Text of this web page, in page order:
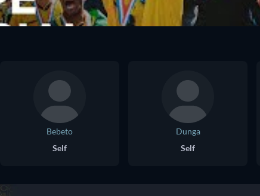
Bebeto
Self
Dunga
Self